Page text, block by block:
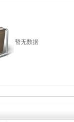
暂无数据